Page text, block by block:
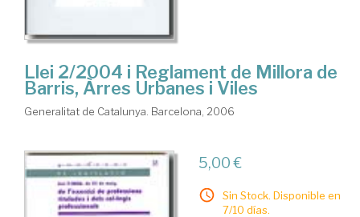
Llei 2/2004 i Reglament de Millora de
Barris, Àrres Urbanes i Viles
Generalitat de Catalunya. Barcelona, 2006
5,00 €
Sin Stock. Disponible en
7/10 días.